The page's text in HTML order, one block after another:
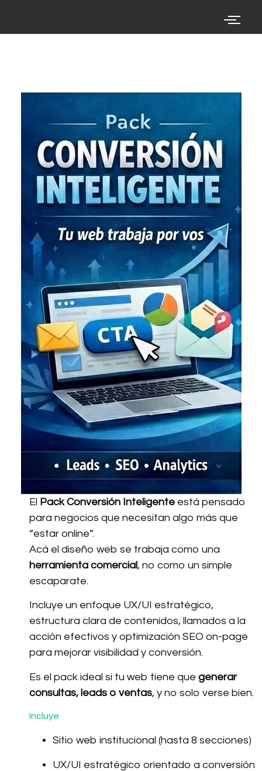
El Pack Conversión Inteligente está pensado
para negocios que necesitan algo más que
“estar online”.
Acá el diseño web se trabaja como una
herramienta comercial, no como un simple
escaparate.
Incluye un enfoque UX/UI estratégico,
estructura clara de contenidos, llamados a la
acción efectivos y optimización SEO on-page
para mejorar visibilidad y conversión.
Es el pack ideal si tu web tiene que generar
consultas, leads o ventas, y no solo verse bien.
Incluye
Sitio web institucional (hasta 8 secciones)
UX/UI estratégico orientado a conversión